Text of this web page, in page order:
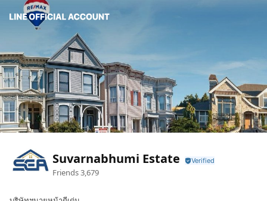
Suvarnabhumi Estate
Friends3,679